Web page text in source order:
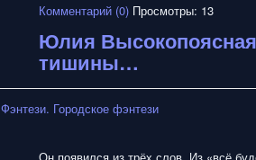
Комментарий (0) Просмотры: 13
Юлия
тишины…
Фэнтези. Городское фэнтези
Он появился из трёх слов. Из «всё